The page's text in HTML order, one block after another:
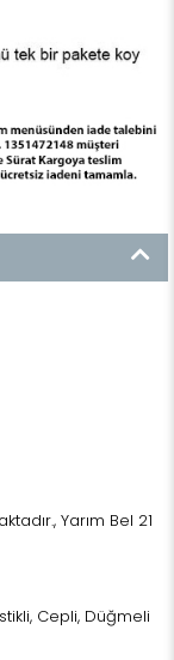
Yarım Bel 21
Cepli, Düğmeli